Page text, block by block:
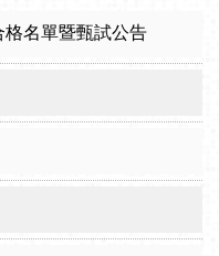
名單暨甄試公告